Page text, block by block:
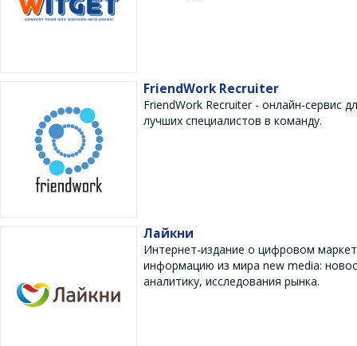
FriendWork Recruiter
FriendWork Recruiter - онлайн-сервис
лучших специалистов в команду.
Лайкни
Интернет-издание о цифровом
информацию из мира new media:
аналитику, исследования рынка.